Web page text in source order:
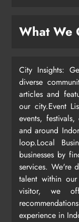
What We
City Insights:
diverse
articles and
our city.Event
events,
and around
loop.Local
businesses by
services. We're
talent within
visitor, we
experience in